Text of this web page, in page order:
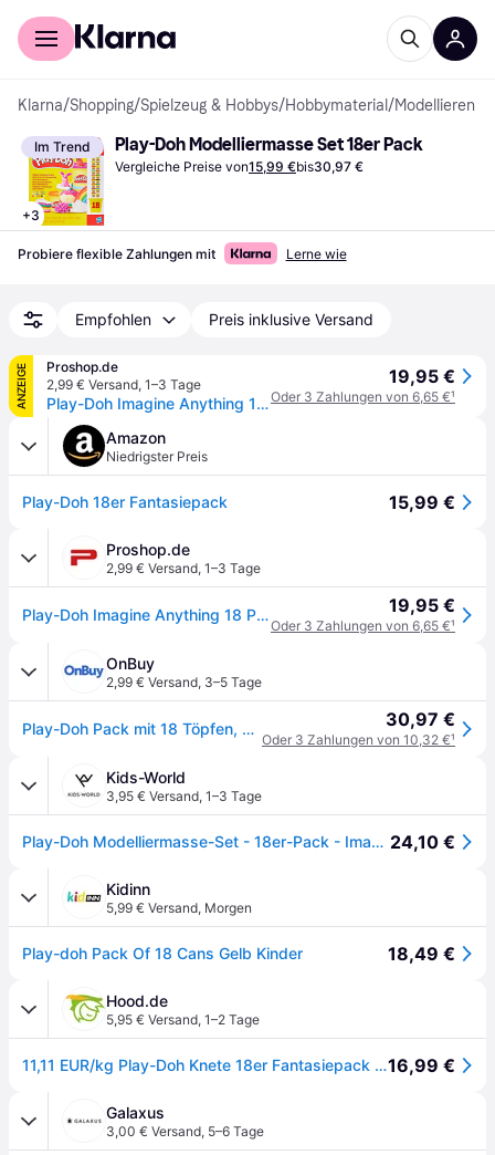
Für Shopper
Klarna/Shopping/Spielzeug & Hobbys/Hobbymaterial /Modellieren
Im Trend
+3
Play-Doh Modelliermasse Set 18er Pack
Vergleiche Preise von15,99 €bis30,97 €
Probiere flexible Zahlungen mit Lerne wie
Empfohlen Preis inklusive Versand
ANZEIGE
Proshop.de
2,99 € Versand, 1–3 Tage
Play-Doh Imagine Anything 18 Pack 1.53 kg
19,95 €
Oder 3 Zahlungen von 6,65 €¹
Amazon
Niedrigster Preis
Play-Doh 18er Fantasiepack 15,99 €
Proshop.de
2,99 € Versand, 1–3 Tage
Play-Doh Imagine Anything 18 Pack 1.53 kg 19,95 €
Oder 3 Zahlungen von 6,65 €¹
OnBuy
2,99 € Versand, 3–5 Tage
Play-Doh Pack mit 18 Töpfen, Kreativitätsspielzeug aus Modelliermasse für Kinder, ab 2 Jahren 30,97 €
Oder 3 Zahlungen von 10,32 €¹
Kids-World
3,95 € Versand, 1–3 Tage
Play-Doh Modelliermasse-Set - 18er-Pack - Imagine Alles - Play-Doh - One Size - Knete 24,10 €
Kidinn
5,99 € Versand, Morgen
Play-doh Pack Of 18 Cans Gelb Kinder 18,49 €
Hood.de
5,95 € Versand, 1–2 Tage
11,11 EUR/kg Play-Doh Knete 18er Fantasiepack 18 Farben, 18 Dosen je 85g ab 216,99 €
Galaxus
3,00 € Versand, 5–6 Tage